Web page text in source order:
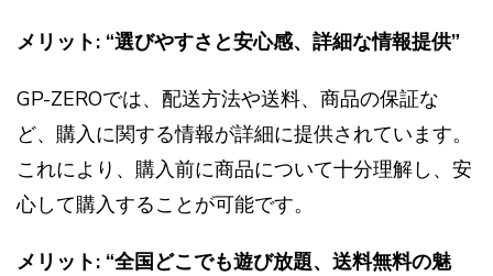
メリット: “選びやすさと安心感、詳細な情報提供”
GP-ZEROでは、配送方法や送料、商品の保証な
ど、購入に関する情報が詳細に提供されています。
これにより、購入前に商品について十分理解し、安
心して購入することが可能です。
メリット: “全国どこでも遊び放題、送料無料の魅